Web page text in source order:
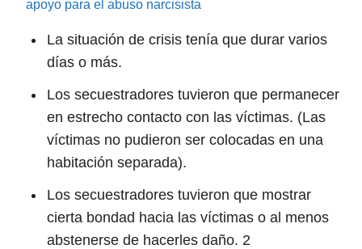
apoyo para el abuso narcisista
La situación de crisis tenía que durar varios
días o más.
Los secuestradores tuvieron que permanecer
en estrecho contacto con las víctimas. (Las
víctimas no pudieron ser colocadas en una
habitación separada).
Los secuestradores tuvieron que mostrar
cierta bondad hacia las víctimas o al menos
abstenerse de hacerles daño. 2